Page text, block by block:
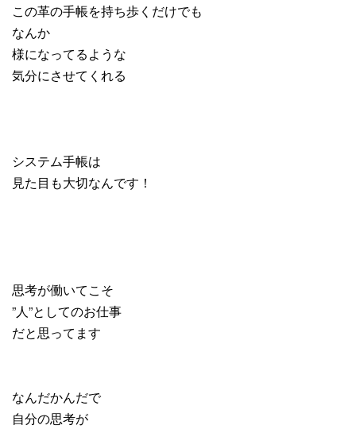
この革の手帳を持ち歩くだけでも
なんか
様になってるような
気分にさせてくれる
システム手帳は
見た目も大切なんです！
思考が働いてこそ
”人”としてのお仕事
だと思ってます
なんだかんだで
自分の思考が